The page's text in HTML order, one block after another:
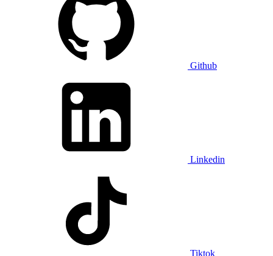
Github
Linkedin
Tiktok